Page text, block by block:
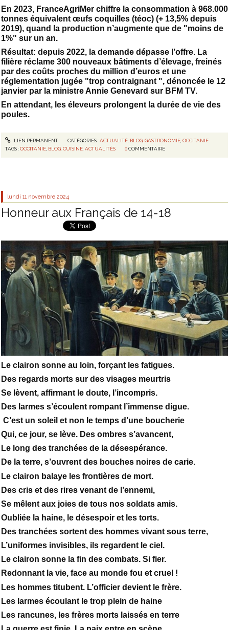
En 2023, FranceAgriMer chiffre la consommation à 968.000
tonnes équivalent œufs coquilles (téoc) (+ 13,5% depuis
2019), quand la production n’augmente que de "moins de
1%" sur un an.
Résultat: depuis 2022, la demande dépasse l’offre. La
filière réclame 300 nouveaux bâtiments d’élevage, freinés
par des coûts proches du million d’euros et une
réglementation jugée "trop contraignant ", dénoncée le 12
janvier par la ministre Annie Genevard sur BFM TV.
En attendant, les éleveurs prolongent la durée de vie des
poules.
LIEN PERMANENT CATÉGORIES :ACTUALITÉ, BLOG, GASTRONOMIE, OCCITANIE
TAGS :OCCITANIE, BLOG,CUISINE,ACTUALITÉS 0 COMMENTAIRE
lundi 11 novembre 2024
Honneur aux Français de 14-18
Le clairon sonne au loin, forçant les fatigues.
Des regards morts sur des visages meurtris
Se lèvent, affirmant le doute, l’incompris.
Des larmes s’écoulent rompant l’immense digue.
C’est un soleil et non le temps d’une boucherie
Qui, ce jour, se lève. Des ombres s’avancent,
Le long des tranchées de la désespérance.
De la terre, s’ouvrent des bouches noires de carie.
Le clairon balaye les frontières de mort.
Des cris et des rires venant de l’ennemi,
Se mêlent aux joies de tous nos soldats amis.
Oubliée la haine, le désespoir et les torts.
Des tranchées sortent des hommes vivant sous terre,
L’uniformes invisibles, ils regardent le ciel.
Le clairon sonne la fin des combats. Si fier.
Redonnant la vie, face au monde fou et cruel !
Les hommes titubent. L’officier devient le frère.
Les larmes écoulant le trop plein de haine
Les rancunes, les frères morts laissés en terre